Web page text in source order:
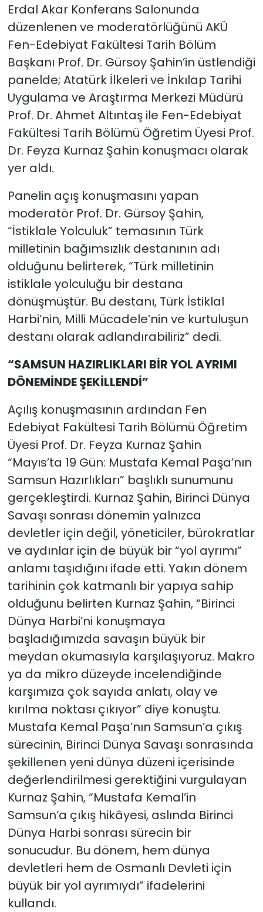
Erdal Akar Konferans Salonunda
düzenlenen ve moderatörlüğünü AKÜ
Fen-Edebiyat Fakültesi Tarih Bölüm
Başkanı Prof. Dr. Gürsoy Şahin’in üstlendiği
panelde; Atatürk İlkeleri ve İnkılap Tarihi
Uygulama ve Araştırma Merkezi Müdürü
Prof. Dr. Ahmet Altıntaş ile Fen-Edebiyat
Fakültesi Tarih Bölümü Öğretim Üyesi Prof.
Dr. Feyza Kurnaz Şahin konuşmacı olarak
yer aldı.
Panelin açış konuşmasını yapan
moderatör Prof. Dr. Gürsoy Şahin,
“İstiklale Yolculuk” temasının Türk
milletinin bağımsızlık destanının adı
olduğunu belirterek, “Türk milletinin
istiklale yolculuğu bir destana
dönüşmüştür. Bu destanı, Türk İstiklal
Harbi’nin, Milli Mücadele’nin ve kurtuluşun
destanı olarak adlandırabiliriz” dedi.
“SAMSUN HAZIRLIKLARI BİR YOL AYRIMI
DÖNEMİNDE ŞEKİLLENDİ”
Açılış konuşmasının ardından Fen
Edebiyat Fakültesi Tarih Bölümü Öğretim
Üyesi Prof. Dr. Feyza Kurnaz Şahin
“Mayıs’ta 19 Gün: Mustafa Kemal Paşa’nın
Samsun Hazırlıkları” başlıklı sunumunu
gerçekleştirdi. Kurnaz Şahin, Birinci Dünya
Savaşı sonrası dönemin yalnızca
devletler için değil, yöneticiler, bürokratlar
ve aydınlar için de büyük bir “yol ayrımı”
anlamı taşıdığını ifade etti. Yakın dönem
tarihinin çok katmanlı bir yapıya sahip
olduğunu belirten Kurnaz Şahin, “Birinci
Dünya Harbi’ni konuşmaya
başladığımızda savaşın büyük bir
meydan okumasıyla karşılaşıyoruz. Makro
ya da mikro düzeyde incelendiğinde
karşımıza çok sayıda anlatı, olay ve
kırılma noktası çıkıyor” diye konuştu.
Mustafa Kemal Paşa’nın Samsun’a çıkış
sürecinin, Birinci Dünya Savaşı sonrasında
şekillenen yeni dünya düzeni içerisinde
değerlendirilmesi gerektiğini vurgulayan
Kurnaz Şahin, “Mustafa Kemal’in
Samsun’a çıkış hikâyesi, aslında Birinci
Dünya Harbi sonrası sürecin bir
sonucudur. Bu dönem, hem dünya
devletleri hem de Osmanlı Devleti için
büyük bir yol ayrımıydı” ifadelerini
kullandı.